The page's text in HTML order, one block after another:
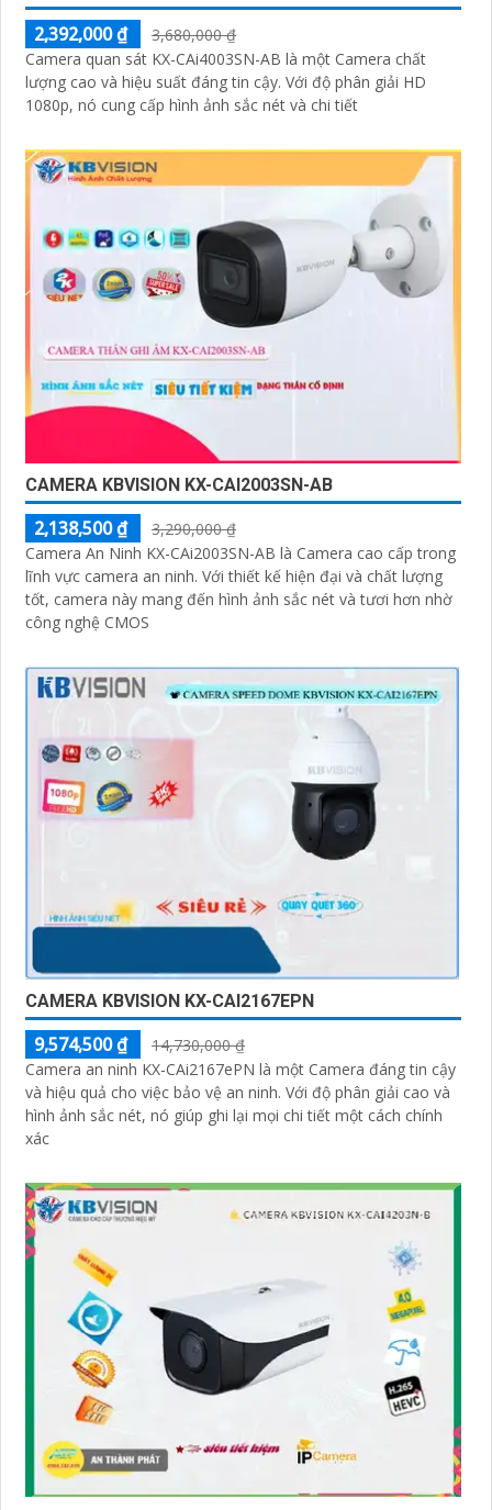
2,392,000 ₫
3,680,000 ₫
Camera quan sát KX-CAi4003SN-AB là một Camera chất
lượng cao và hiệu suất đáng tin cậy. Với độ phân giải HD
1080p, nó cung cấp hình ảnh sắc nét và chi tiết
CAMERA KBVISION KX-CAI2003SN-AB
2,138,500 ₫
3,290,000 ₫
Camera An Ninh KX-CAi2003SN-AB là Camera cao cấp trong
lĩnh vực camera an ninh. Với thiết kế hiện đại và chất lượng
tốt, camera này mang đến hình ảnh sắc nét và tươi hơn nhờ
công nghệ CMOS
CAMERA KBVISION KX-CAI2167EPN
9,574,500 ₫
14,730,000 ₫
Camera an ninh KX-CAi2167ePN là một Camera đáng tin cậy
và hiệu quả cho việc bảo vệ an ninh. Với độ phân giải cao và
hình ảnh sắc nét, nó giúp ghi lại mọi chi tiết một cách chính
xác